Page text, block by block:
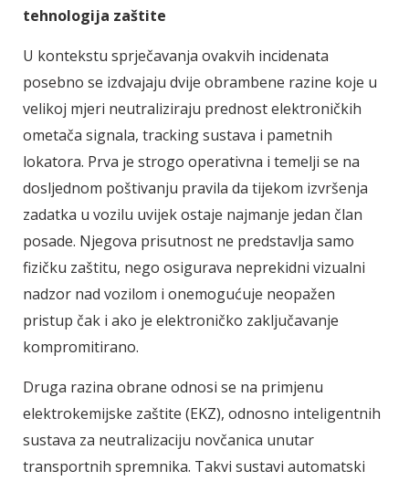
tehnologija zaštite
U kontekstu sprječavanja ovakvih incidenata
posebno se izdvajaju dvije obrambene razine koje u
velikoj mjeri neutraliziraju prednost elektroničkih
ometača signala, tracking sustava i pametnih
lokatora. Prva je strogo operativna i temelji se na
dosljednom poštivanju pravila da tijekom izvršenja
zadatka u vozilu uvijek ostaje najmanje jedan član
posade. Njegova prisutnost ne predstavlja samo
fizičku zaštitu, nego osigurava neprekidni vizualni
nadzor nad vozilom i onemogućuje neopažen
pristup čak i ako je elektroničko zaključavanje
kompromitirano.
Druga razina obrane odnosi se na primjenu
elektrokemijske zaštite (EKZ), odnosno inteligentnih
sustava za neutralizaciju novčanica unutar
transportnih spremnika. Takvi sustavi automatski